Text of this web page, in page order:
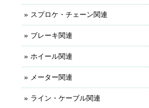
スプロケ・チェーン関連
ブレーキ関連
ホイール関連
メーター関連
ライン・ケーブル関連